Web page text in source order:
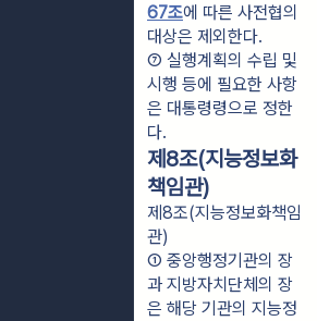
67조에 따른 사전협의
대상은 제외한다.
⑦ 실행계획의 수립 및
시행 등에 필요한 사항
은 대통령령으로 정한
다.
제8조(지능정보화
책임관)
제8조(지능정보화책임
관)
① 중앙행정기관의 장
과 지방자치단체의 장
은 해당 기관의 지능정